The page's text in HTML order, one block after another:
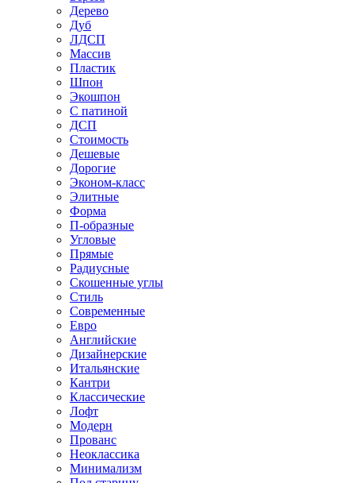
Дерево
Дуб
ЛДСП
Массив
Пластик
Шпон
Экошпон
С патиной
ДСП
Стоимость
Дешевые
Дорогие
Эконом-класс
Элитные
Форма
П-образные
Угловые
Прямые
Радиусные
Скошенные углы
Стиль
Современные
Евро
Английские
Дизайнерские
Итальянские
Кантри
Классические
Лофт
Модерн
Прованс
Неоклассика
Минимализм